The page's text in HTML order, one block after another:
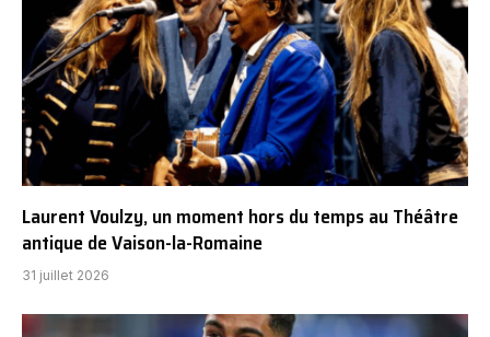
Laurent Voulzy, un moment hors du temps au Théâtre
antique de Vaison-la-Romaine
31 juillet 2026